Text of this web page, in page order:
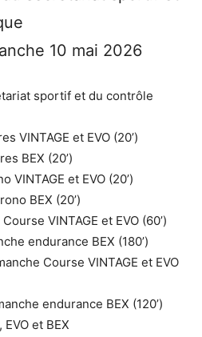
10 mai 2026
sportif et du contrôle
VINTAGE et EVO (20’)
BEX (20’)
VINTAGE et EVO (20’)
BEX (20’)
VINTAGE et EVO (60’)
endurance BEX (180’)
Course VINTAGE et EVO
endurance BEX (120’)
EVO et BEX